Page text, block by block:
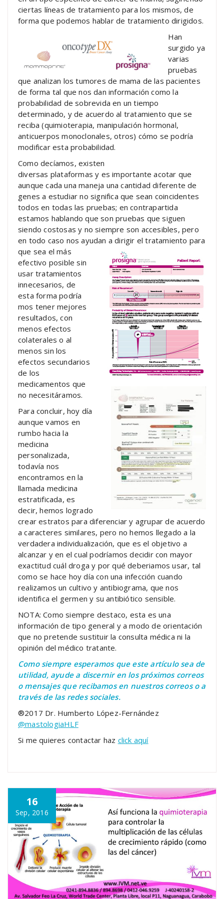
ciertas líneas de tratamiento para los mismos, de
forma que podemos hablar de tratamiento dirigidos.
Han
surgido ya
varias
pruebas
que analizan los tumores de mama de las pacientes
de forma tal que nos dan información como la
probabilidad de sobrevida en un tiempo
determinado, y de acuerdo al tratamiento que se
reciba (quimioterapia, manipulación hormonal,
anticuerpos monoclonales, otros) cómo se podría
modificar esta probabilidad.
Como decíamos, existen
diversas plataformas y es importante acotar que
aunque cada una maneja una cantidad diferente de
genes a estudiar no significa que sean coincidentes
todos en todas las pruebas; en contrapartida
estamos hablando que son pruebas que siguen
siendo costosas y no siempre son accesibles, pero
en todo caso nos ayudan a dirigir el tratamiento para
que sea el más
efectivo posible sin
usar tratamientos
innecesarios, de
esta forma podría
mos tener mejores
resultados, con
menos efectos
colaterales o al
menos sin los
efectos secundarios
de los
medicamentos que
no necesitáramos.
Para concluir, hoy día
aunque vamos en
rumbo hacia la
medicina
personalizada,
todavía nos
encontramos en la
llamada medicina
estratificada, es
decir, hemos logrado
crear estratos para diferenciar y agrupar de acuerdo
a caracteres similares, pero no hemos llegado a la
verdadera individualización, que es el objetivo a
alcanzar y en el cual podríamos decidir con mayor
exactitud cuál droga y por qué deberiamos usar, tal
como se hace hoy día con una infección cuando
realizamos un cultivo y antibiograma, que nos
identifica el germen y su antibiótico sensible.
NOTA: Como siempre destaco, esta es una
información de tipo general y a modo de orientación
que no pretende sustituir la consulta médica ni la
opinión del médico tratante.
Como siempre esperamos que este artículo sea de
utilidad, ayude a discernir en los próximos correos
o mensajes que recibamos en nuestros correos o a
través de las redes sociales.
®2017 Dr. Humberto López-Fernández
@mastologiaHLF
Si me quieres contactar haz click aquí
16
Sep, 2016